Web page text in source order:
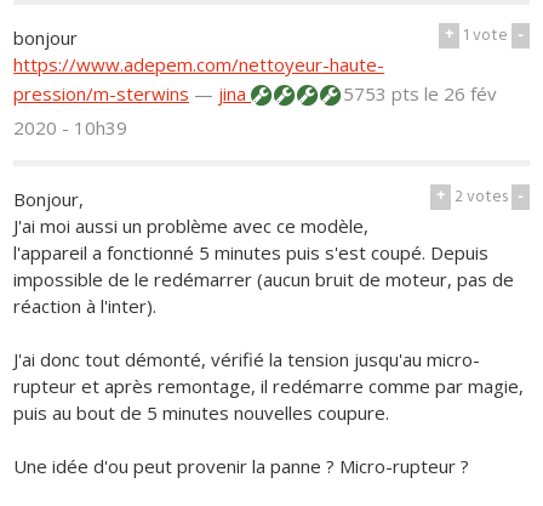
+ 1vote -
bonjour
https://www.adepem.com/nettoyeur-haute-
pression/m-sterwins — jina 5753 ptsle 26 fév
2020 - 10h39
+ 2votes -
Bonjour,
J'ai moi aussi un problème avec ce modèle,
l'appareil a fonctionné 5 minutes puis s'est coupé. Depuis
impossible de le redémarrer (aucun bruit de moteur, pas de
réaction à l'inter).
J'ai donc tout démonté, vérifié la tension jusqu'au micro-
rupteur et après remontage, il redémarre comme par magie,
puis au bout de 5 minutes nouvelles coupure.
Une idée d'ou peut provenir la panne ? Micro-rupteur ?